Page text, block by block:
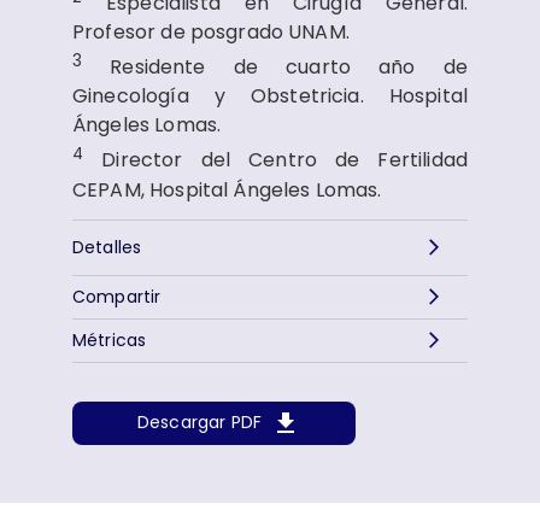
Profesor de posgrado UNAM.
3
Residente de cuarto año de
Ginecología y Obstetricia. Hospital
Ángeles Lomas.
4
Director del Centro de Fertilidad
CEPAM, Hospital Ángeles Lomas.
Detalles
Descargar PDF
Métricas
Compartir